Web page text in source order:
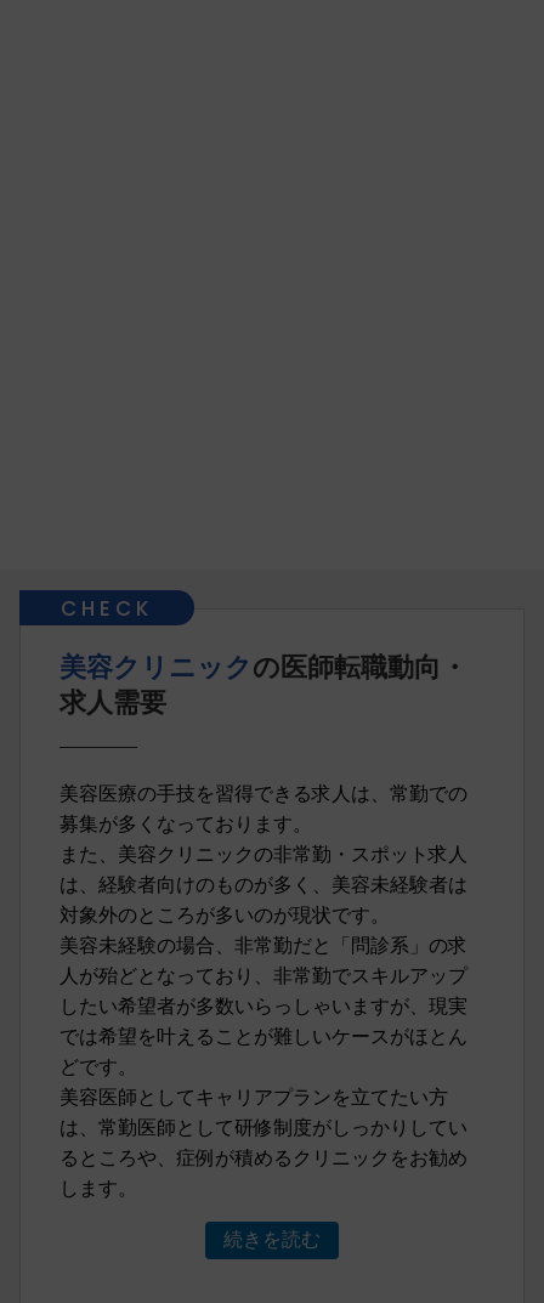
美容クリニックの医師転職動向・
求人需要
美容医療の手技を習得できる求人は、常勤での
募集が多くなっております。
また、美容クリニックの非常勤・スポット求人
は、経験者向けのものが多く、美容未経験者は
対象外のところが多いのが現状です。
美容未経験の場合、非常勤だと「問診系」の求
人が殆どとなっており、非常勤でスキルアップ
したい希望者が多数いらっしゃいますが、現実
では希望を叶えることが難しいケースがほとん
どです。
美容医師としてキャリアプランを立てたい方
は、常勤医師として研修制度がしっかりしてい
るところや、症例が積めるクリニックをお勧め
します。
続きを読む